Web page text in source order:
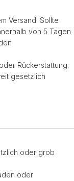
Versand. Sollte
von 5 Tagen
Rückerstattung.
gesetzlich
oder grob
oder